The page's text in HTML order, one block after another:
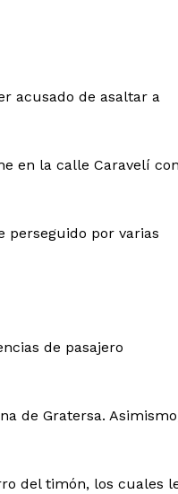
acusado de asaltar a
en la calle Caravelí con
perseguido por varias
de pasajero
de Gratersa.
del timón, los cuales